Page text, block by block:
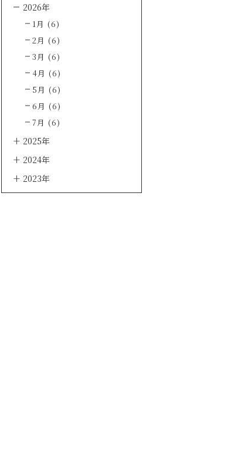
2026年
1月 (6)
2月 (6)
3月 (6)
4月 (6)
5月 (6)
6月 (6)
7月 (6)
2025年
2024年
2023年